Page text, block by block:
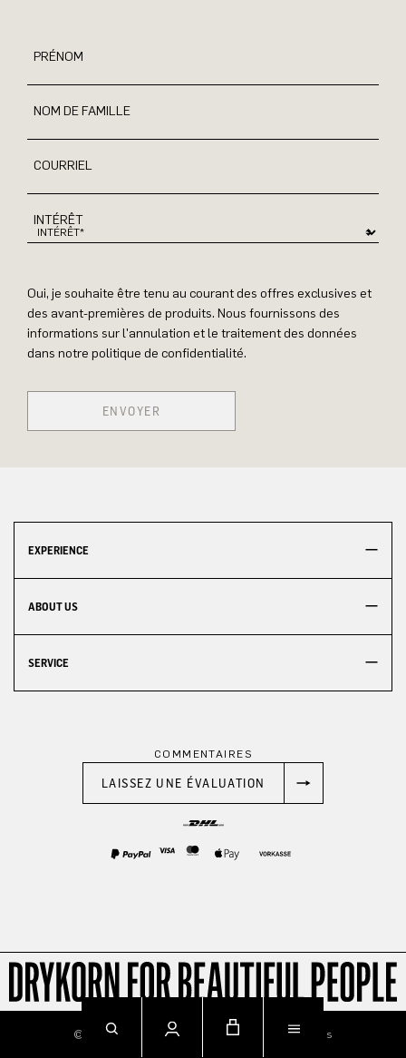
PRÉNOM
NOM DE FAMILLE
COURRIEL
INTÉRÊT
Oui, je souhaite être tenu au courant des offres exclusives et
des avant-premières de produits. Nous fournissons des
informations sur l'annulation et le traitement des données
dans notre politique de confidentialité.
ENVOYER
EXPERIENCE
ABOUT US
SERVICE
COMMENTAIRES
LAISSEZ UNE ÉVALUATION
© 2026 ImprintPrivacy Terms & Conditions